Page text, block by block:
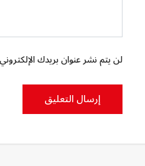
لن يتم نشر عنوان بريدك
إرسال التعليق